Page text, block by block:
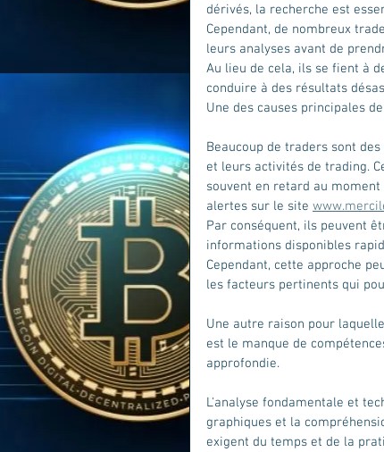
dérivés, la recherche est
Cependant, de nombreux
leurs analyses avant de
Au lieu de cela, ils se fient à
conduire à des résultats
Une des causes principales
Beaucoup de traders sont
et leurs activités de trading.
souvent en retard au
alertes sur le site
Par conséquent, ils peuvent
informations disponibles
Cependant, cette approche
les facteurs pertinents qui
Une autre raison pour
est le manque de
approfondie.
L'analyse fondamentale et
graphiques et la
exigent du temps et de la